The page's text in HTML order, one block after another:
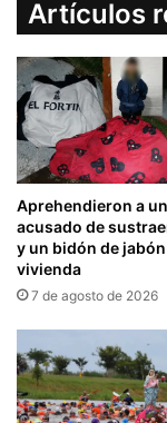
Artículos
Aprehendieron a
acusado de
y un bidón de
vivienda
7 de agosto de 2026